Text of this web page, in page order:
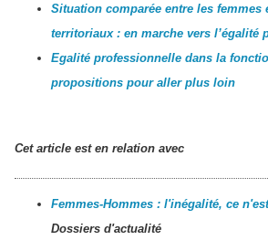
Situation comparée entre les femmes
territoriaux : en marche vers l’égalité
Egalité professionnelle dans la
propositions pour aller plus loin
Cet article est en relation avec
Femmes-Hommes : l'inégalité, ce
Dossiers d'actualité